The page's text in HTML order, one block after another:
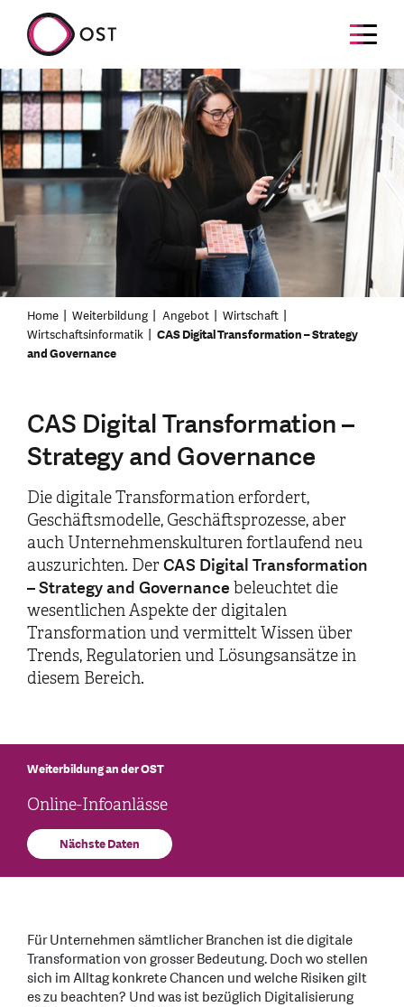
Home Weiterbildung Angebot
Wirtschaft
Wirtschaftsinformatik
CAS Digital Transformation – Strategy
and Governance
CAS Digital Transformation –
Strategy and Governance
Die digitale Transformation erfordert,
Geschäftsmodelle, Geschäftsprozesse, aber
auch Unternehmenskulturen fortlaufend neu
auszurichten. DerCAS Digital Transformation
– Strategy and Governance beleuchtet die
wesentlichen Aspekte der digitalen
Transformation und vermittelt Wissen über
Trends, Regulatorien und Lösungsansätze in
diesem Bereich.
Online-Infoanlässe
Weiterbildung an der OST
Nächste Daten
Für Unternehmen sämtlicher Branchen ist die digitale
Transformation von grosser Bedeutung. Doch wo stellen
sich im Alltag konkrete Chancen und welche Risiken gilt
es zu beachten? Und was ist bezüglich Digitalisierung